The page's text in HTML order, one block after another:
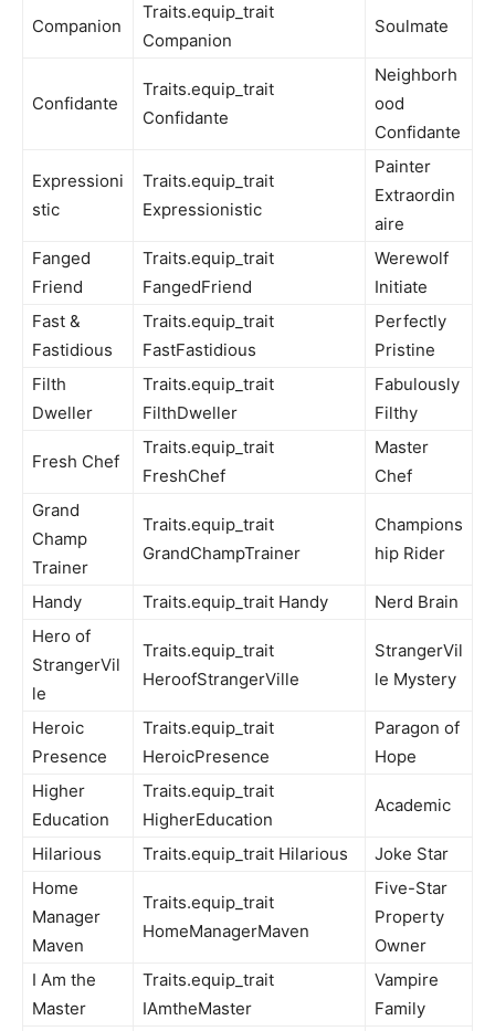
Companion
Traits.equip_trait
Companion
Soulmate
Confidante
Traits.equip_trait
Confidante
Neighborh
ood
Confidante
Expressioni
stic
Traits.equip_trait
Expressionistic
Painter
Extraordin
aire
Fanged
Friend
Traits.equip_trait
FangedFriend
Werewolf
Initiate
Fast &
Fastidious
Traits.equip_trait
FastFastidious
Perfectly
Pristine
Filth
Dweller
Traits.equip_trait
FilthDweller
Fabulously
Filthy
Fresh Chef
Traits.equip_trait
FreshChef
Master
Chef
Grand
Champ
Trainer
Traits.equip_trait
GrandChampTrainer
Champions
hip Rider
Handy Traits.equip_trait Handy
Nerd Brain
Hero of
StrangerVil
le
Traits.equip_trait
HeroofStrangerVille
StrangerVil
le Mystery
Heroic
Presence
Traits.equip_trait
HeroicPresence
Paragon of
Hope
Higher
Education
Traits.equip_trait
HigherEducation
Academic
Hilarious Traits.equip_trait Hilarious
Joke Star
Home
Manager
Maven
Traits.equip_trait
HomeManagerMaven
Five-Star
Property
Owner
I Am the
Master
Traits.equip_trait
IAmtheMaster
Vampire
Family